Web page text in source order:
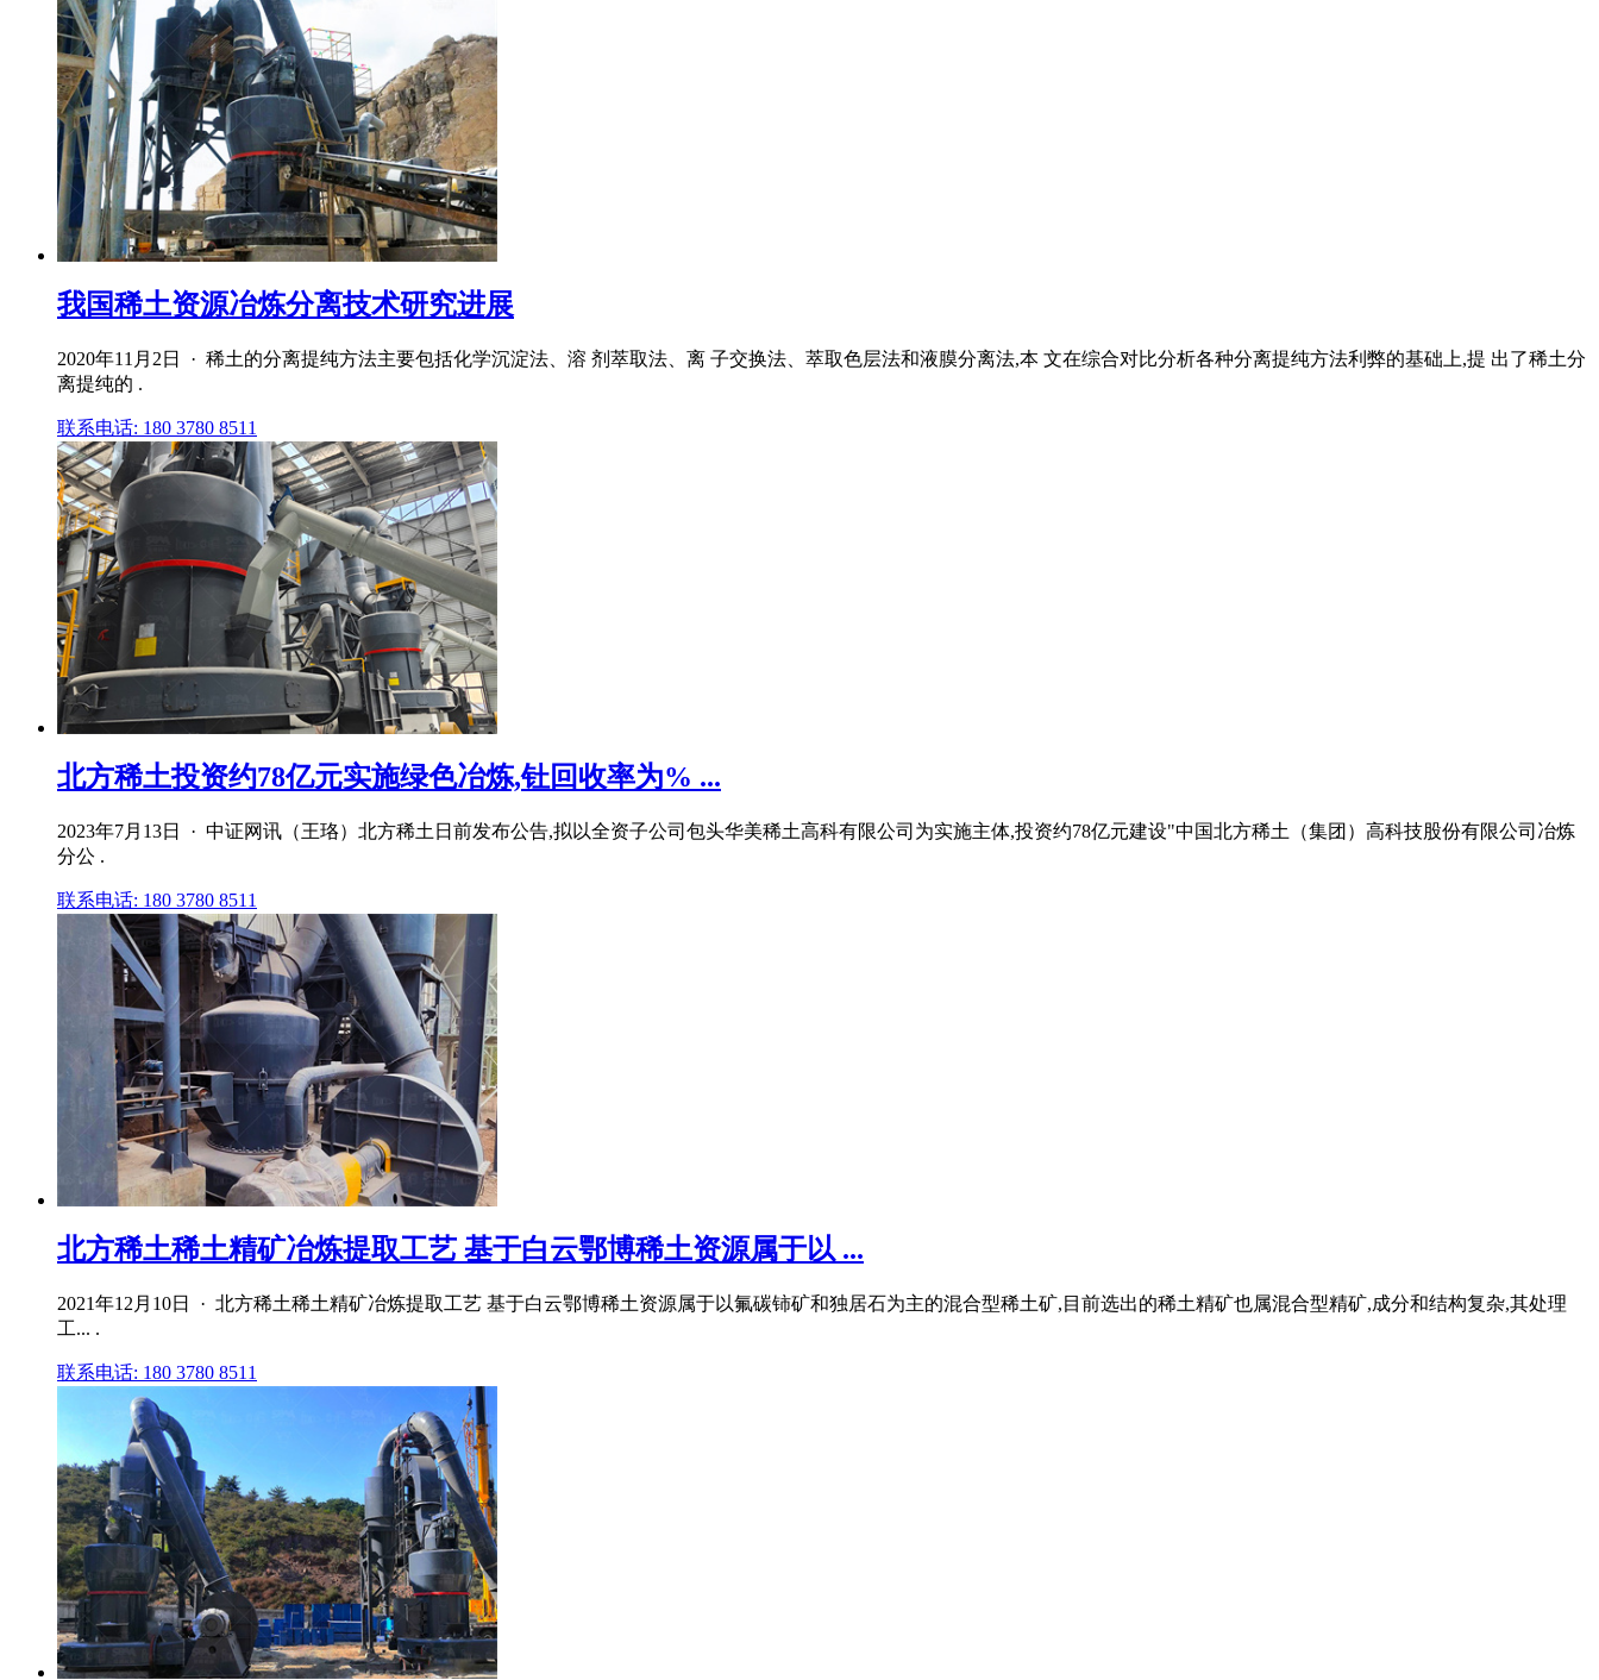
我国稀土资源冶炼分离技术研究进展
2020年11月2日 · 稀土的分离提纯方法主要包括化学沉淀法、溶 剂萃取法、离 子交换法、萃取色层法和液膜分离法,本 文在综合对比分析各种分离提纯方法利弊的基础上,提 出了稀土分
离提纯的 .
联系电话: 180 3780 8511
北方稀土投资约78亿元实施绿色冶炼,钍回收率为% ...
2023年7月13日 · 中证网讯（王珞）北方稀土日前发布公告,拟以全资子公司包头华美稀土高科有限公司为实施主体,投资约78亿元建设"中国北方稀土（集团）高科技股份有限公司冶炼
分公 .
联系电话: 180 3780 8511
北方稀土稀土精矿冶炼提取工艺 基于白云鄂博稀土资源属于以 ...
2021年12月10日 · 北方稀土稀土精矿冶炼提取工艺 基于白云鄂博稀土资源属于以氟碳铈矿和独居石为主的混合型稀土矿,目前选出的稀土精矿也属混合型精矿,成分和结构复杂,其处理
工... .
联系电话: 180 3780 8511